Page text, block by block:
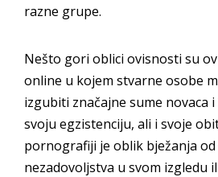
razne grupe.
Nešto gori oblici ovisnosti su
online u kojem stvarne osobe
izgubiti značajne sume novaca
svoju egzistenciju, ali i svoje
pornografiji je oblik bježanja
nezadovoljstva u svom izgledu